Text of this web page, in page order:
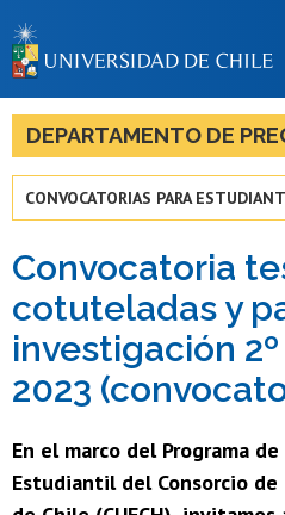
LA
DEPARTAMENTO DE
CONVOCATORIAS PARA
Convocatoria
cotuteladas y
investigación
2023
En el marco del Programa
Estudiantil del Consorcio